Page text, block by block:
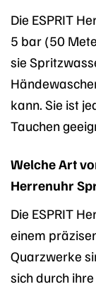
Die ESPRIT
5 bar (50
sie
kann. Sie ist
Tauchen
Welche Art
Herrenuhr
Die ESPRIT
einem
Quarzwerke
sich durch